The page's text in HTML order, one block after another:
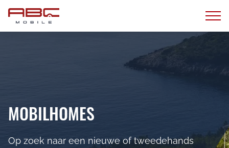
MOBILHOMES
Op zoek naar een nieuwe of tweedehands